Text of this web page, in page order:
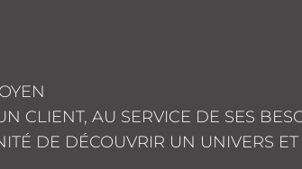
CLIENT, AU SERVICE DE SES
DE DÉCOUVRIR UN UNIVERS